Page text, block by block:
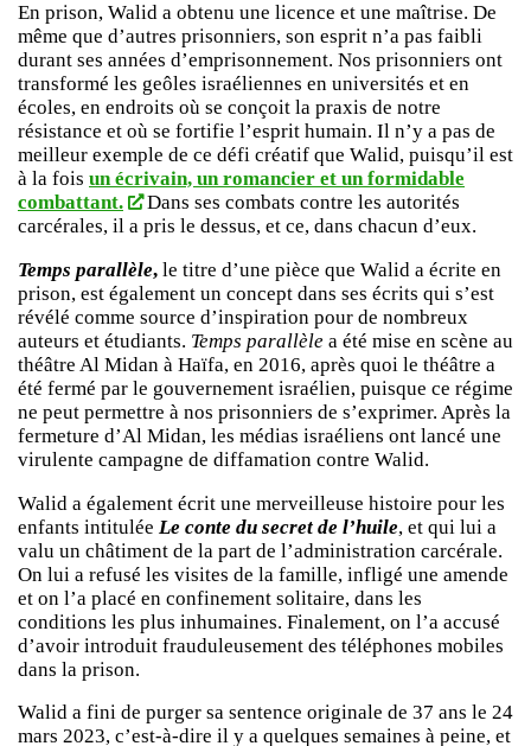
En prison, Walid a obtenu une licence et une maîtrise. De
même que d’autres prisonniers, son esprit n’a pas faibli
durant ses années d’emprisonnement. Nos prisonniers ont
transformé les geôles israéliennes en universités et en
écoles, en endroits où se conçoit la praxis de notre
résistance et où se fortifie l’esprit humain. Il n’y a pas de
meilleur exemple de ce défi créatif que Walid, puisqu’il est
à la fois un écrivain, un romancier et un formidable
combattant.
Dans ses combats contre les autorités
carcérales, il a pris le dessus, et ce, dans chacun d’eux.
Temps parallèle, le titre d’une pièce que Walid a écrite en
prison, est également un concept dans ses écrits qui s’est
révélé comme source d’inspiration pour de nombreux
auteurs et étudiants. Temps parallèle a été mise en scène au
théâtre Al Midan à Haïfa, en 2016, après quoi le théâtre a
été fermé par le gouvernement israélien, puisque ce régime
ne peut permettre à nos prisonniers de s’exprimer. Après la
fermeture d’Al Midan, les médias israéliens ont lancé une
virulente campagne de diffamation contre Walid.
Walid a également écrit une merveilleuse histoire pour les
enfants intitulée Le conte du secret de l’huile, et qui lui a
valu un châtiment de la part de l’administration carcérale.
On lui a refusé les visites de la famille, infligé une amende
et on l’a placé en confinement solitaire, dans les
conditions les plus inhumaines. Finalement, on l’a accusé
d’avoir introduit frauduleusement des téléphones mobiles
dans la prison.
Walid a fini de purger sa sentence originale de 37 ans le 24
mars 2023, c’est-à-dire il y a quelques semaines à peine, et